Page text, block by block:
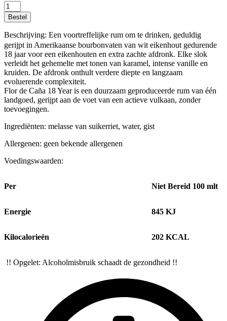
Flor
de
Caña
Centenario
18
Años
70cl
aantal
Bestel
Beschrijving: Een voortreffelijke rum om te drinken, geduldig
gerijpt in Amerikaanse bourbonvaten van wit eikenhout gedurende
18 jaar voor een eikenhouten en extra zachte afdronk. Elke slok
verleidt het gehemelte met tonen van karamel, intense vanille en
kruiden. De afdronk onthult verdere diepte en langzaam
evoluerende complexiteit.
Flor de Caña 18 Year is een duurzaam geproduceerde rum van één
landgoed, gerijpt aan de voet van een actieve vulkaan, zonder
toevoegingen.
Ingrediënten: melasse van suikerriet, water, gist
Allergenen: geen bekende allergenen
Voedingswaarden:
Per Niet Bereid 100 mlt
Energie 845 KJ
Kilocalorieën 202 KCAL
!! Opgelet: Alcoholmisbruik schaadt de gezondheid !!